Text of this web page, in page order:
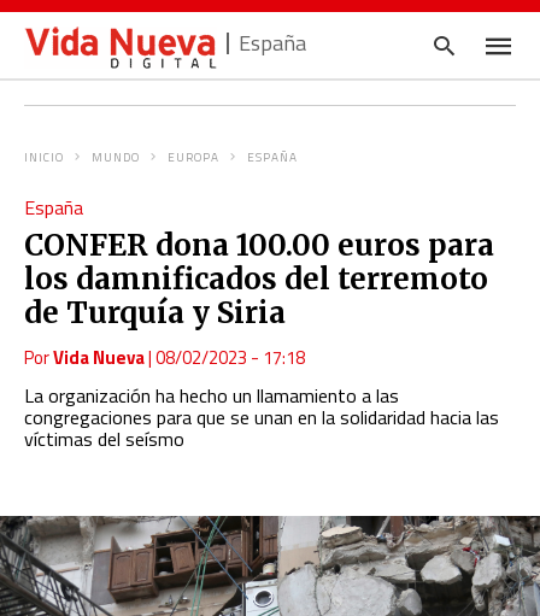
España
y
pulsa
en
INICIO MUNDO EUROPA ESPAÑA
España
CONFER dona 100.00 euros para
los damnificados del terremoto
de Turquía y Siria
PorVida Nueva|08/02/2023 - 17:18
La organización ha hecho un llamamiento a las
congregaciones para que se unan en la solidaridad hacia las
víctimas del seísmo